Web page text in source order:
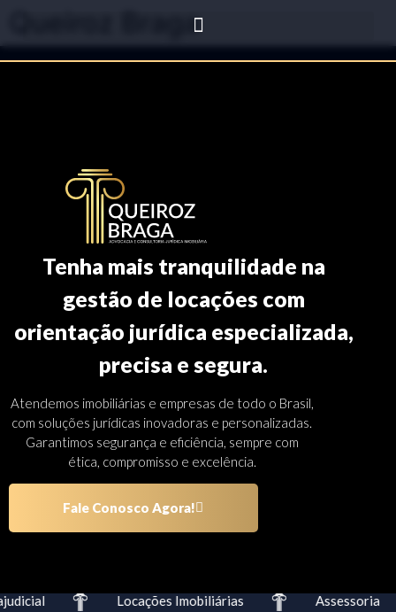
Queiroz Braga
Tenha mais tranquilidade na
gestão de locações com
orientação jurídica especializada,
precisa e segura.
Atendemos imobiliárias e empresas de todo o Brasil,
com soluções jurídicas inovadoras e personalizadas.
Garantimos segurança e eficiência, sempre com
ética, compromisso e excelência.
Fale Conosco Agora!
Locações Imobiliárias Assessoria